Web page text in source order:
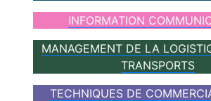
INFORMATION
MANAGEMENT DE LA
TRANSPORTS
TECHNIQUES DE